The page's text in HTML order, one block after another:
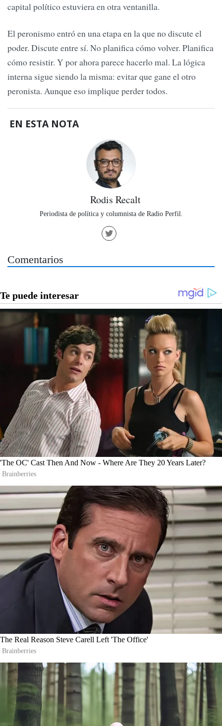
capital político estuviera en otra ventanilla.
El peronismo entró en una etapa en la que no discute el
poder. Discute entre sí. No planifica cómo volver. Planifica
cómo resistir. Y por ahora parece hacerlo mal. La lógica
interna sigue siendo la misma: evitar que gane el otro
peronista. Aunque eso implique perder todos.
EN ESTA NOTA
Rodis Recalt
Periodista de política y columnista de Radio Perfil.
Comentarios